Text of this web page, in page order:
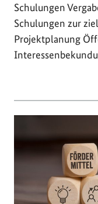
Schulungen
Schulungen zur
Projektplanung
Interessenbekundu